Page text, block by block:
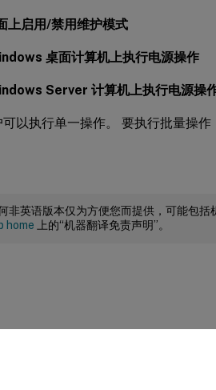
上启用/禁用维护模式
桌面计算机上执行电源操作
Server 计算机上执行电源操
以执行单一操作。 要执行批量操
非英语版本仅为方便您而提供，可能包括
home 上的“机器翻译免责声明”。